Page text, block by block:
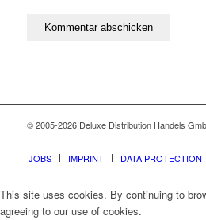
© 2005-2026 Deluxe Distribution Handels
JOBS IMPRINT DATA PROTECTION
This site uses cookies. By continuing to
agreeing to our use of cookies.